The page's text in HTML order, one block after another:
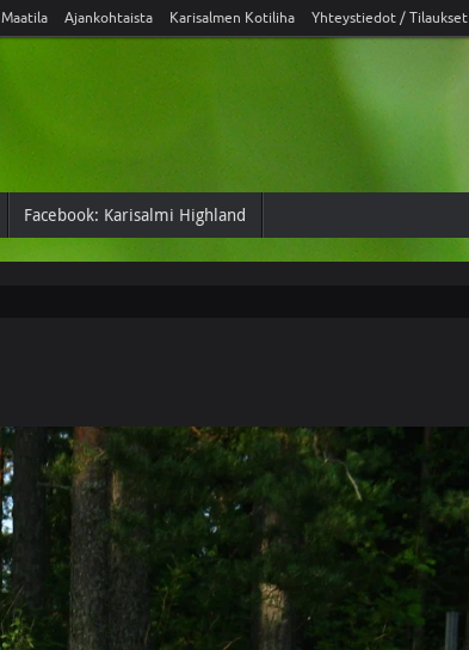
Maatila Ajankohtaista Karisalmen Kotiliha Yhteystiedot / Tilaukset
Facebook: Karisalmi Highland